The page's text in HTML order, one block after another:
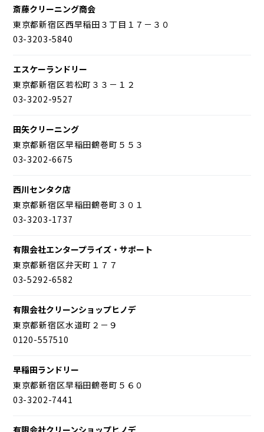
斎藤クリーニング商会
東京都新宿区西早稲田３丁目１７－３０
03-3203-5840
エスケーランドリー
東京都新宿区若松町３３－１２
03-3202-9527
田矢クリーニング
東京都新宿区早稲田鶴巻町５５３
03-3202-6675
西川センタク店
東京都新宿区早稲田鶴巻町３０１
03-3203-1737
有限会社エンタープライズ・サポート
東京都新宿区弁天町１７７
03-5292-6582
有限会社クリーンショップヒノデ
東京都新宿区水道町２－９
0120-557510
早稲田ランドリー
東京都新宿区早稲田鶴巻町５６０
03-3202-7441
有限会社クリーンショップヒノデ